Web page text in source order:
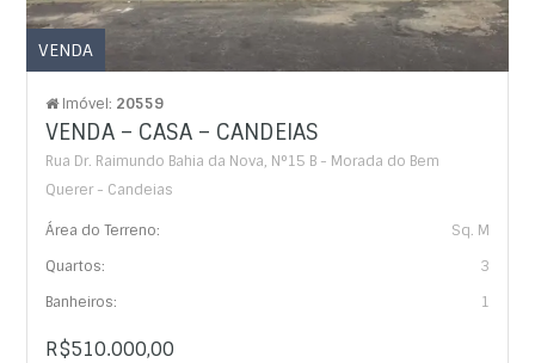
VENDA
Imóvel: 20559
VENDA – CASA – CANDEIAS
Rua Dr. Raimundo Bahia da Nova, N°15 B - Morada do Bem
Querer - Candeias
Área do Terreno:
Sq. M
Quartos:
3
Banheiros:
1
R$510.000,00